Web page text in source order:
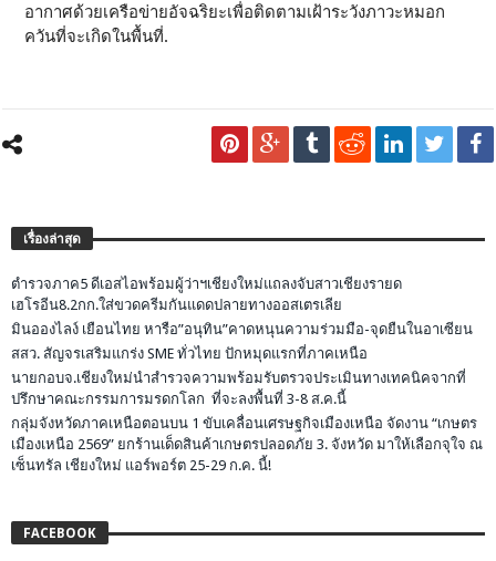
อากาศด้วยเครือข่ายอัจฉริยะเพื่อติดตามเฝ้าระวังภาวะหมอก
ควันที่จะเกิดในพื้นที่.
เรื่องล่าสุด
ตำรวจภาค5 ดีเอสไอพร้อมผู้ว่าฯเชียงใหม่แถลงจับสาวเชียงรายด
เฮโรอีน8.2กก.ใส่ขวดครีมกันแดดปลายทางออสเตรเลีย
มินอองไลง์ เยือนไทย หารือ”อนุทิน”คาดหนุนความร่วมมือ-จุดยืนในอาเซียน
สสว. สัญจรเสริมแกร่ง SME ทั่วไทย ปักหมุดแรกที่ภาคเหนือ
นายกอบจ.เชียงใหม่นำสำรวจความพร้อมรับตรวจประเมินทางเทคนิคจากที่
ปรึกษาคณะกรรมการมรดกโลก ที่จะลงพื้นที่ 3-8 ส.ค.นี้
กลุ่มจังหวัดภาคเหนือตอนบน 1 ขับเคลื่อนเศรษฐกิจเมืองเหนือ จัดงาน “เกษตร
เมืองเหนือ 2569” ยกร้านเด็ดสินค้าเกษตรปลอดภัย 3. จังหวัด มาให้เลือกจุใจ ณ
เซ็นทรัล เชียงใหม่ แอร์พอร์ต 25-29 ก.ค. นี้!
FACEBOOK